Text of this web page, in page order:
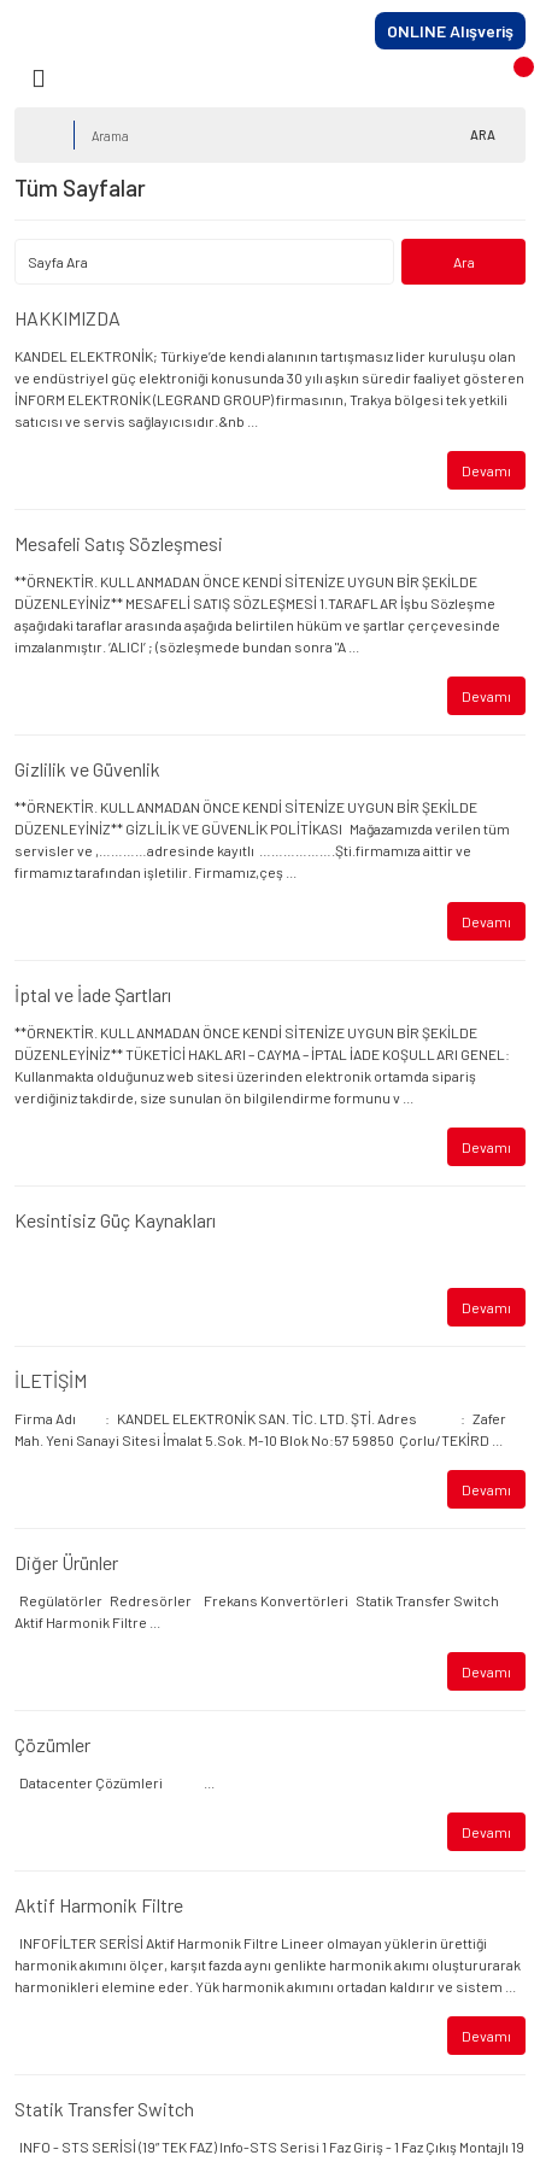
ONLINE Alışveriş
ARA
Tüm Sayfalar
HAKKIMIZDA
KANDEL ELEKTRONİK; Türkiye’de kendi alanının tartışmasız lider kuruluşu olan
ve endüstriyel güç elektroniği konusunda 30 yılı aşkın süredir faaliyet gösteren
İNFORM ELEKTRONİK (LEGRAND GROUP) firmasının, Trakya bölgesi tek yetkili
satıcısı ve servis sağlayıcısıdır.&nb ...
Devamı
Mesafeli Satış Sözleşmesi
**ÖRNEKTİR. KULLANMADAN ÖNCE KENDİ SİTENİZE UYGUN BİR ŞEKİLDE
DÜZENLEYİNİZ** MESAFELİ SATIŞ SÖZLEŞMESİ 1.TARAFLAR İşbu Sözleşme
aşağıdaki taraflar arasında aşağıda belirtilen hüküm ve şartlar çerçevesinde
imzalanmıştır. ‘ALICI’ ; (sözleşmede bundan sonra "A ...
Devamı
Gizlilik ve Güvenlik
**ÖRNEKTİR. KULLANMADAN ÖNCE KENDİ SİTENİZE UYGUN BİR ŞEKİLDE
DÜZENLEYİNİZ** GİZLİLİK VE GÜVENLİK POLİTİKASI Mağazamızda verilen tüm
servisler ve ,…………adresinde kayıtlı ……………….Şti.firmamıza aittir ve
firmamız tarafından işletilir. Firmamız,çeş ...
Devamı
İptal ve İade Şartları
**ÖRNEKTİR. KULLANMADAN ÖNCE KENDİ SİTENİZE UYGUN BİR ŞEKİLDE
DÜZENLEYİNİZ** TÜKETİCİ HAKLARI – CAYMA – İPTAL İADE KOŞULLARI GENEL:
Kullanmakta olduğunuz web sitesi üzerinden elektronik ortamda sipariş
verdiğiniz takdirde, size sunulan ön bilgilendirme formunu v ...
Devamı
Kesintisiz Güç Kaynakları
Devamı
İLETİŞİM
Firma Adı : KANDEL ELEKTRONİK SAN. TİC. LTD. ŞTİ. Adres : Zafer
Mah. Yeni Sanayi Sitesi İmalat 5.Sok. M-10 Blok No:57 59850 Çorlu/TEKİRD ...
Devamı
Diğer Ürünler
Regülatörler Redresörler Frekans Konvertörleri Statik Transfer Switch
Aktif Harmonik Filtre ...
Devamı
Çözümler
Datacenter Çözümleri ...
Devamı
Aktif Harmonik Filtre
INFOFİLTER SERİSİ Aktif Harmonik Filtre Lineer olmayan yüklerin ürettiği
harmonik akımını ölçer, karşıt fazda aynı genlikte harmonik akımı oluştururarak
harmonikleri elemine eder. Yük harmonik akımını ortadan kaldırır ve sistem ...
Devamı
Statik Transfer Switch
INFO - STS SERİSİ (19” TEK FAZ) Info-STS Serisi 1 Faz Giriş - 1 Faz Çıkış Montajlı 19